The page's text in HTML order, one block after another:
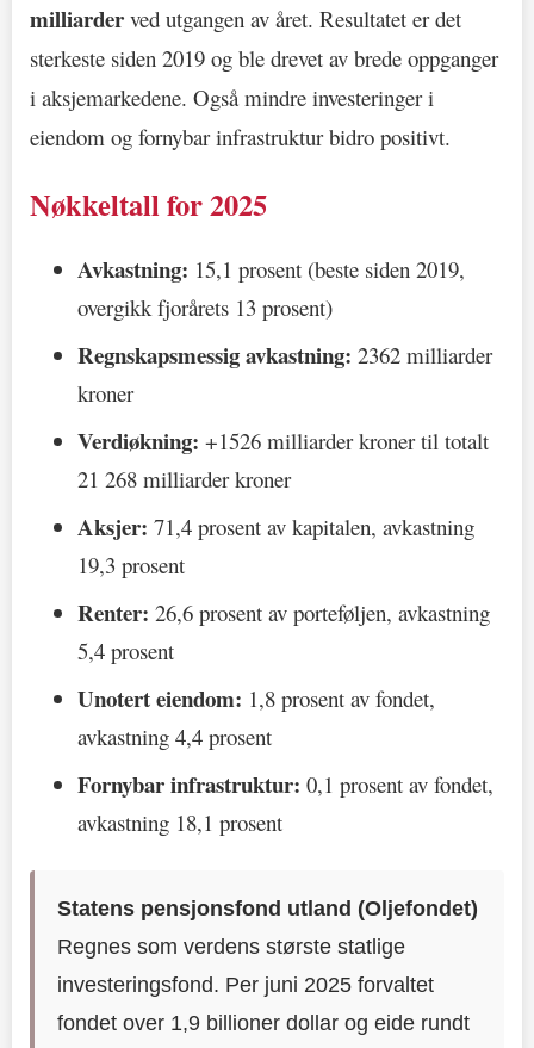
milliarder ved utgangen av året. Resultatet er det
sterkeste siden 2019 og ble drevet av brede oppganger
i aksjemarkedene. Også mindre investeringer i
eiendom og fornybar infrastruktur bidro positivt.
Nøkkeltall for 2025
Avkastning: 15,1 prosent (beste siden 2019,
overgikk fjorårets 13 prosent)
Regnskapsmessig avkastning: 2362 milliarder
kroner
Verdiøkning: +1526 milliarder kroner til totalt
21 268 milliarder kroner
Aksjer: 71,4 prosent av kapitalen, avkastning
19,3 prosent
Renter: 26,6 prosent av porteføljen, avkastning
5,4 prosent
Unotert eiendom: 1,8 prosent av fondet,
avkastning 4,4 prosent
Fornybar infrastruktur: 0,1 prosent av fondet,
avkastning 18,1 prosent
Statens pensjonsfond utland (Oljefondet)
Regnes som verdens største statlige
investeringsfond. Per juni 2025 forvaltet
fondet over 1,9 billioner dollar og eide rundt